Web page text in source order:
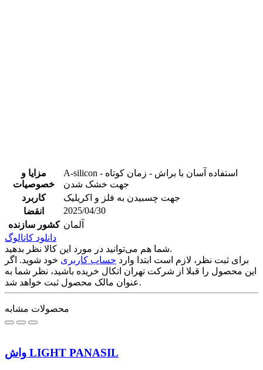
مزایا و
خصوصیات
A-silicon - استفاده آسان با براش - زمان کوتاه
جهت خشک شدن
کاربرد
جهت چسبیدن به فلز و اکریلیک
انقضا
2025/04/30
کشور سازنده آلمان
دانلود کاتالوگ
شما هم می‌توانید در مورد این کالا نظر بدهید.
برای ثبت نظر، لازم است ابتدا وارد حساب کاربری خود شوید. اگر
این محصول را قبلا از شرکت تهران اتکال خریده باشید، نظر شما به
عنوان مالک محصول ثبت خواهد شد.
محصولات مشابه
واش LIGHT PANASIL